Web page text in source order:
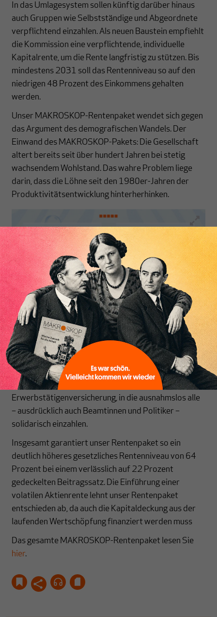
Inhaltsverzeichnis
In das Umlagesystem sollen künftig darüber hinaus
auch Gruppen wie Selbstständige und Abgeordnete
verpflichtend einzahlen. Als neuen Baustein empfiehlt
die Kommission eine verpflichtende, individuelle
Kapitalrente, um die Rente langfristig zu stützen. Bis
mindestens 2031 soll das Rentenniveau so auf den
niedrigen 48 Prozent des Einkommens gehalten
werden.
Unser MAKROSKOP-Rentenpaket wendet sich gegen
das Argument des demografischen Wandels. Der
Einwand des MAKROSKOP-Pakets: Die Gesellschaft
altert bereits seit über hundert Jahren bei stetig
wachsendem Wohlstand. Das wahre Problem liege
darin, dass die Löhne seit den 1980er-Jahren der
Produktivitätsentwicklung hinterherhinken.
Anstatt das Rentenalter immer weiter zu erhöhen,
sieht unser Rentenpaket vor, die Lohnentwicklung zu
verbessern und vorhandene Arbeitspotenziale, etwa
durch den Abbau unfreiwilliger Teilzeit, besser zu
nutzen. Dazu gehört eine umfassende
Erwerbstätigenversicherung, in die ausnahmslos alle
– ausdrücklich auch Beamtinnen und Politiker –
solidarisch einzahlen.
Insgesamt garantiert unser Rentenpaket so ein
deutlich höheres gesetzliches Rentenniveau von 64
Prozent bei einem verlässlich auf 22 Prozent
gedeckelten Beitragssatz. Die Einführung einer
volatilen Aktienrente lehnt unser Rentenpaket
entschieden ab, da auch die Kapitaldeckung aus der
laufenden Wertschöpfung finanziert werden muss
Das gesamte MAKROSKOP-Rentenpaket lesen Sie
hier.